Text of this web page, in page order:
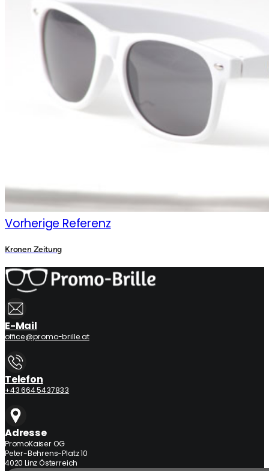
Vorherige Referenz
Kronen Zeitung
E-Mail
office@promo-brille.at
Telefon
+43 664 5437833
Adresse
PromoKaiser OG
Peter-Behrens-Platz 10
4020 Linz Österreich